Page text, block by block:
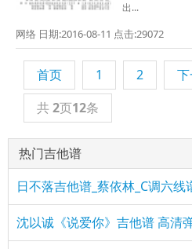
出...
网络 日期:2016-08-11 点击:29072
首页 1 2
共2页12条
热门吉他谱
日不落吉他谱_蔡依林_C调六线
沈以诚《说爱你》吉他谱 高清